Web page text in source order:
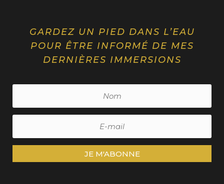
GARDEZ UN PIED DANS L’EAU
POUR ÊTRE INFORMÉ DE MES
DERNIÈRES IMMERSIONS
JE M'ABONNE